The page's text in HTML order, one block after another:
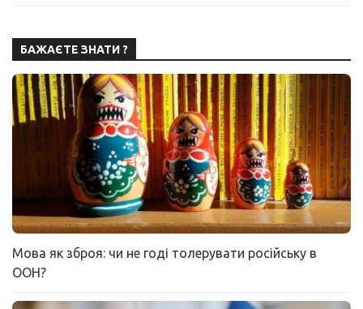
БАЖАЄТЕ ЗНАТИ ?
Мова як зброя: чи не годі толерувати російську в
ООН?